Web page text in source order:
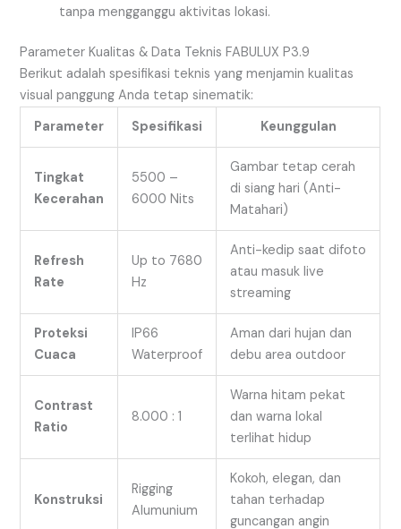
tanpa mengganggu aktivitas lokasi.
Parameter Kualitas & Data Teknis FABULUX P3.9
Berikut adalah spesifikasi teknis yang menjamin kualitas
visual panggung Anda tetap sinematik:
Parameter
Spesifikasi Keunggulan
Tingkat
Kecerahan
5500 –
6000 Nits
Gambar tetap cerah
di siang hari (Anti-
Matahari)
Refresh
Rate
Up to 7680
Hz
Anti-kedip saat difoto
atau masuk live
streaming
Proteksi
Cuaca
IP66
Waterproof
Aman dari hujan dan
debu area outdoor
Contrast
Ratio
8.000 : 1
Warna hitam pekat
dan warna lokal
terlihat hidup
Konstruksi
Rigging
Alumunium
Kokoh, elegan, dan
tahan terhadap
guncangan angin